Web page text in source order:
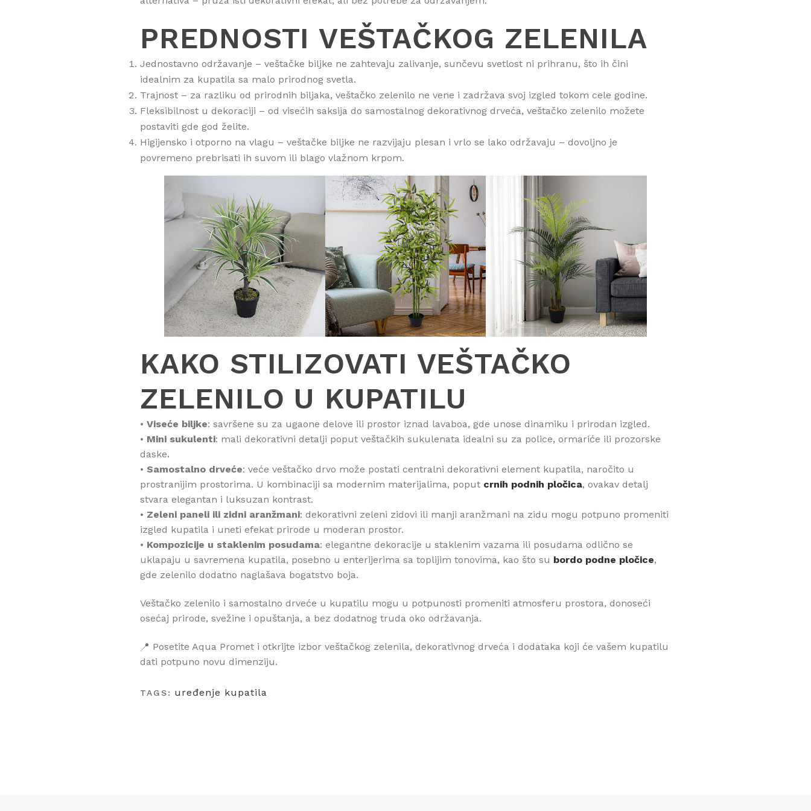
PREDNOSTI VEŠTAČKOG ZELENILA
Jednostavno održavanje – veštačke biljke ne zahtevaju zalivanje, sunčevu svetlost ni prihranu, što ih čini
idealnim za kupatila sa malo prirodnog svetla.
Trajnost – za razliku od prirodnih biljaka, veštačko zelenilo ne vene i zadržava svoj izgled tokom cele godine.
Fleksibilnost u dekoraciji – od visećih saksija do samostalnog dekorativnog drveća, veštačko zelenilo možete
postaviti gde god želite.
Higijensko i otporno na vlagu – veštačke biljke ne razvijaju plesan i vrlo se lako održavaju – dovoljno je
povremeno prebrisati ih suvom ili blago vlažnom krpom.
KAKO STILIZOVATI VEŠTAČKO
ZELENILO U KUPATILU
• Viseće biljke: savršene su za ugaone delove ili prostor iznad lavaboa, gde unose dinamiku i prirodan izgled.
• Mini sukulenti: mali dekorativni detalji poput veštačkih sukulenata idealni su za police, ormariće ili prozorske
daske.
• Samostalno drveće: veće veštačko drvo može postati centralni dekorativni element kupatila, naročito u
prostranijim prostorima. U kombinaciji sa modernim materijalima, poput crnih podnih pločica, ovakav detalj
stvara elegantan i luksuzan kontrast.
• Zeleni paneli ili zidni aranžmani: dekorativni zeleni zidovi ili manji aranžmani na zidu mogu potpuno promeniti
izgled kupatila i uneti efekat prirode u moderan prostor.
• Kompozicije u staklenim posudama: elegantne dekoracije u staklenim vazama ili posudama odlično se
uklapaju u savremena kupatila, posebno u enterijerima sa toplijim tonovima, kao što su bordo podne pločice,
gde zelenilo dodatno naglašava bogatstvo boja.
Veštačko zelenilo i samostalno drveće u kupatilu mogu u potpunosti promeniti atmosferu prostora, donoseći
osećaj prirode, svežine i opuštanja, a bez dodatnog truda oko održavanja.
📍 Posetite Aqua Promet i otkrijte izbor veštačkog zelenila, dekorativnog drveća i dodataka koji će vašem kupatilu
dati potpuno novu dimenziju.
TAGS: uređenje kupatila